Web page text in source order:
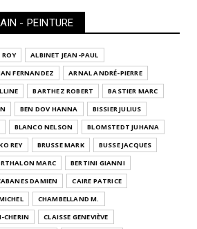
- PEINTURE
ALBINET JEAN-PAUL
FERNANDEZ
ARNAL ANDRÉ-PIERRE
BARTHEZ ROBERT
BASTIER MARC
BEN DOV HANNA
BISSIER JULIUS
BLANCO NELSON
BLOMSTEDT JUHANA
REY BRUSSE MARK
BUSSE JACQUES
MARC
BERTINI GIANNI
DAMIEN
CAIRE PATRICE
CHAMBELLAND M.
CHERIN
CLAISSE GENEVIÈVE